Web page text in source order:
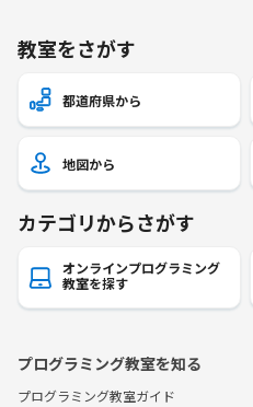
教室をさがす
都道府県から
地図から
カテゴリからさがす
オンラインプログラミング
教室を探す
プログラミング教室を知る
プログラミング教室ガイド